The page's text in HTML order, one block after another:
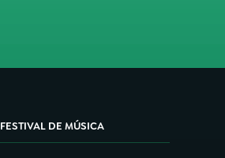
FESTIVAL DE MÚSICA